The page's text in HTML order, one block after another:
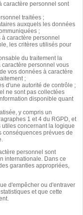
caractère personnel sont
traitées ;
auxquels les données
;
caractère personnel
les critères utilisés pour
du traitement la
personnel vous
vos données à caractère
;
d'une autorité de contrôle ;
ne sont pas collectées
disponible quant
y compris un
1 et 4 du RGPD, et
concernant la logique
conséquences prévues de
personnel sont
internationale. Dans ce
garanties appropriées,
d'empêcher ou d'entraver
et que cette